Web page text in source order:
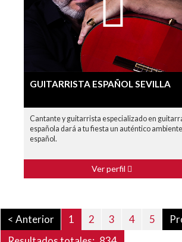
GUITARRISTA ESPAÑOL SEVILLA
Cantante y guitarrista especializado en
española dará a tu fiesta un auténtico ambiente
español.
Ver perfil
< Anterior 1 2 3 4 5